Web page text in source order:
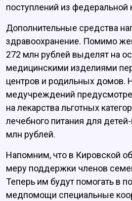
поступлений из федеральной
Дополнительные средства
здравоохранение. Помимо
272 млн рублей выделят на
медицинскими изделиями
центров и родильных домов.
медучреждений
на лекарства льготных
лечебного питания для
млн рублей.
Напомним, что в Кировской
меру поддержки членов
Теперь им будут помогать в
медпомощи специальные